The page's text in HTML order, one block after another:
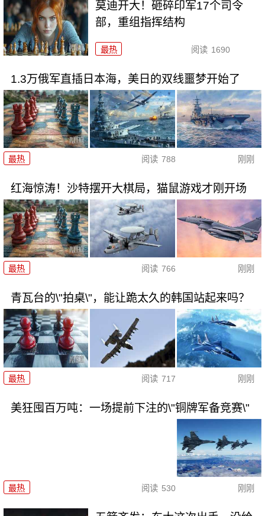
莫迪开大！砸碎印军17个司令
部，重组指挥结构
最热 阅读 1690
1.3万俄军直插日本海，美日的双线噩梦开始了
最热 阅读 788 刚刚
红海惊涛！沙特摆开大棋局，猫鼠游戏才刚开场
最热 阅读 766 刚刚
青瓦台的\"拍桌\"，能让跪太久的韩国站起来吗？
最热 阅读 717 刚刚
美狂囤百万吨：一场提前下注的\"铜牌军备竞赛\"
最热 阅读 530 刚刚